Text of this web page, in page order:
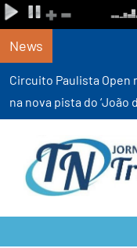
News
Circuito Paulista Open
na nova pista do ‘João